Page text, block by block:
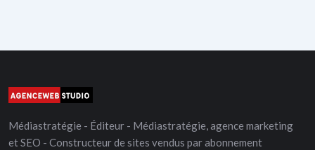
Médiastratégie - Éditeur - Médiastratégie, agence marketing
et SEO - Constructeur de sites vendus par abonnement